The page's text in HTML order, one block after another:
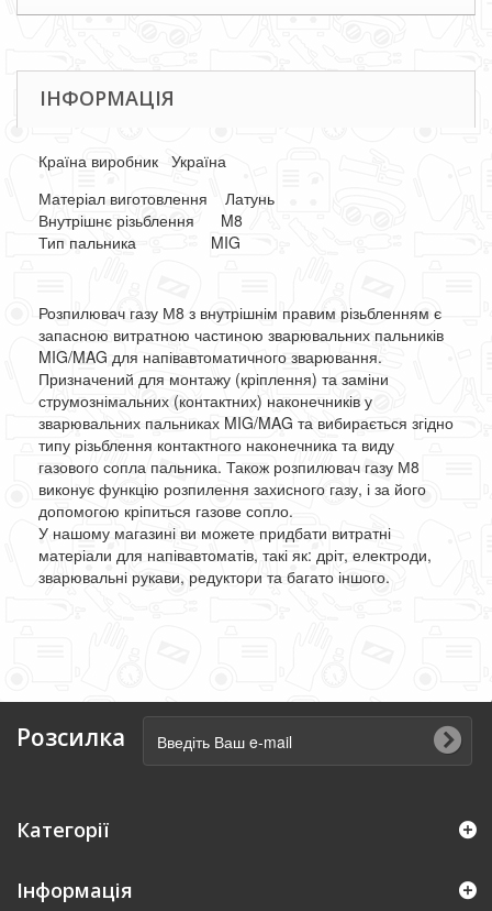
ІНФОРМАЦІЯ
Країна виробник Україна
Матеріал виготовлення Латунь
Внутрішнє різьблення M8
Тип пальника MIG
Розпилювач газу М8 з внутрішнім правим різьбленням є
запасною витратною частиною зварювальних пальників
MIG/MAG для напівавтоматичного зварювання.
Призначений для монтажу (кріплення) та заміни
струмознімальних (контактних) наконечників у
зварювальних пальниках MIG/MAG та вибирається згідно
типу різьблення контактного наконечника та виду
газового сопла пальника. Також розпилювач газу М8
виконує функцію розпилення захисного газу, і за його
допомогою кріпиться газове сопло.
У нашому магазині ви можете придбати витратні
матеріали для напівавтоматів, такі як: дріт, електроди,
зварювальні рукави, редуктори та багато іншого.
Розсилка
Категорії
Інформація